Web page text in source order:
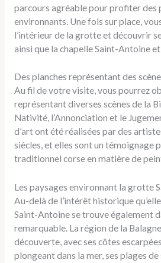
parcours agréable pour profiter des
environnants. Une fois sur place,
l’intérieur de la grotte et découvrir
ainsi que la chapelle Saint-Antoine
Des planches représentant des
Au fil de votre visite, vous pourrez
représentant diverses scènes de la
Nativité, l’Annonciation et le
d’art ont été réalisées par des
siècles, et elles sont un témoignage
traditionnel corse en matière de
Les paysages environnant la grotte
Au-delà de l’intérêt historique
Saint-Antoine se trouve également
remarquable. La région de la
découverte, avec ses côtes
plongeant dans la mer, ses plages de